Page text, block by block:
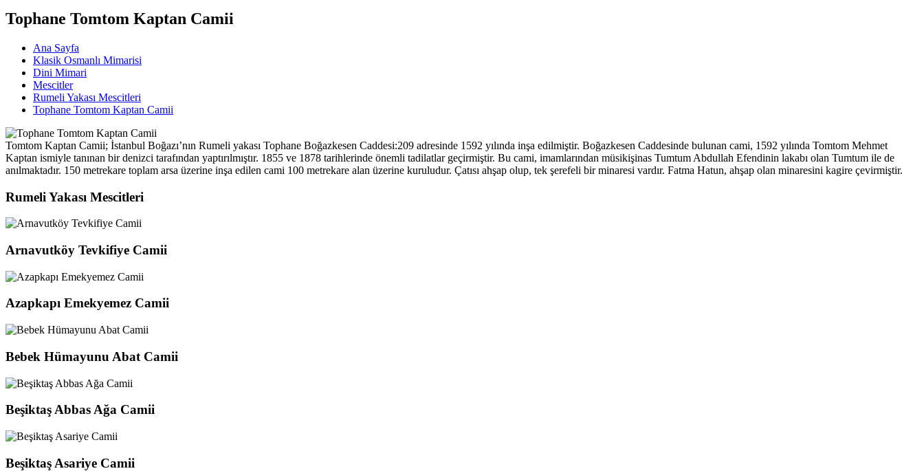
Tophane Tomtom Kaptan Camii
Ana Sayfa
Klasik Osmanlı Mimarisi
Dini Mimari
Mescitler
Rumeli Yakası Mescitleri
Tophane Tomtom Kaptan Camii
Tomtom Kaptan Camii; İstanbul Boğazı’nın Rumeli yakası Tophane Boğazkesen Caddesi:209 adresinde 1592 yılında inşa edilmiştir. Boğazkesen Caddesinde bulunan cami, 1592 yılında Tomtom Mehmet
Kaptan ismiyle tanınan bir denizci tarafından yaptırılmıştır. 1855 ve 1878 tarihlerinde önemli tadilatlar geçirmiştir. Bu cami, imamlarından müsikişinas Tumtum Abdullah Efendinin lakabı olan Tumtum ile de
anılmaktadır. 150 metrekare toplam arsa üzerine inşa edilen cami 100 metrekare alan üzerine kuruludur. Çatısı ahşap olup, tek şerefeli bir minaresi vardır. Fatma Hatun, ahşap olan minaresini kagire çevirmiştir.
Rumeli Yakası Mescitleri
Arnavutköy Tevkifiye Camii
Azapkapı Emekyemez Camii
Bebek Hümayunu Abat Camii
Beşiktaş Abbas Ağa Camii
Beşiktaş Asariye Camii